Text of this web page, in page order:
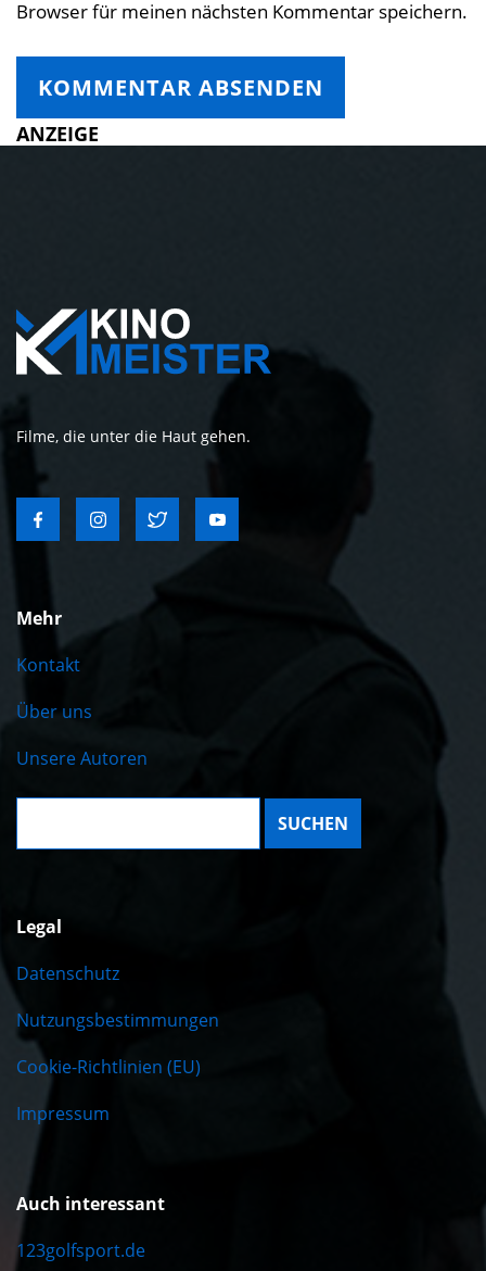
Browser für meinen nächsten Kommentar speichern.
ANZEIGE
Filme, die unter die Haut gehen.
Mehr
Kontakt
Über uns
Unsere Autoren
Suche:
Legal
Datenschutz
Nutzungsbestimmungen
Cookie-Richtlinien (EU)
Impressum
Auch interessant
123golfsport.de